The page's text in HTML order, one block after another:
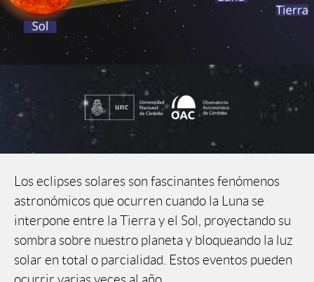
Los eclipses solares son fascinantes fenómenos
astronómicos que ocurren cuando la Luna se
interpone entre la Tierra y el Sol, proyectando su
sombra sobre nuestro planeta y bloqueando la luz
solar en total o parcialidad. Estos eventos pueden